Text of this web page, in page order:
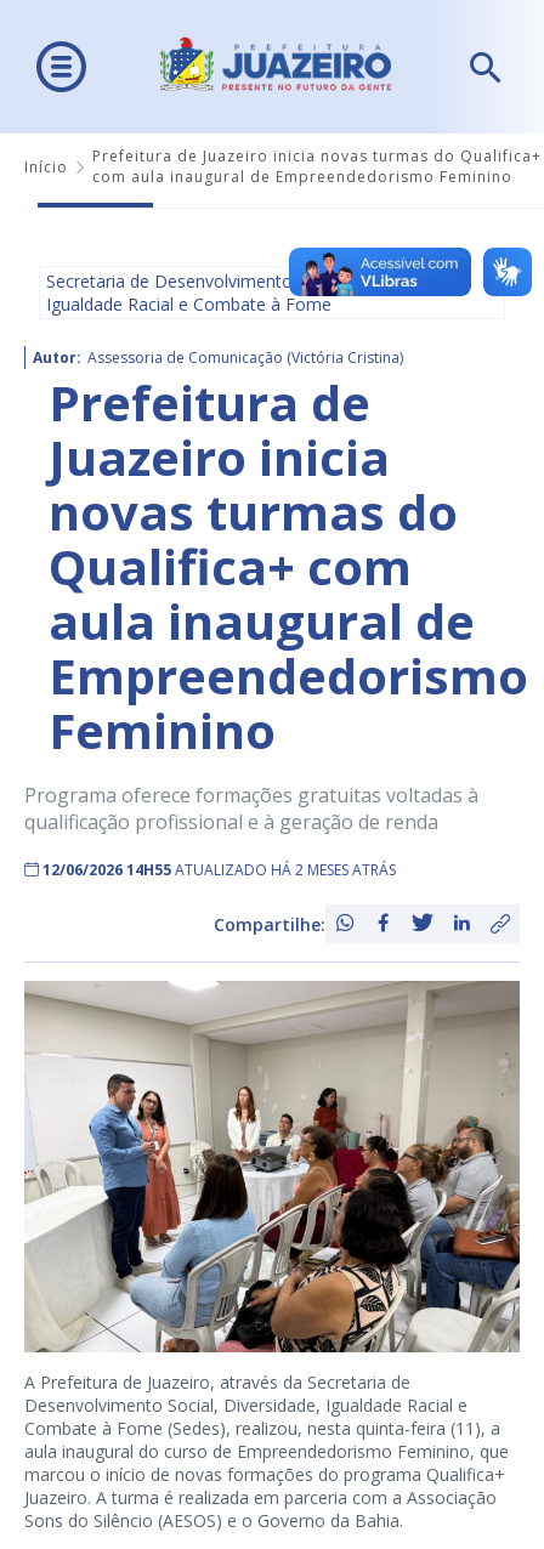
Início
Prefeitura de Juazeiro inicia novas turmas do Qualifica+
com aula inaugural de Empreendedorismo Feminino
Secretaria de Desenvolvimento Social, Diversidade,
Igualdade Racial e Combate à Fome
Autor: Assessoria de Comunicação (Victória Cristina)
Prefeitura de
Juazeiro inicia
novas turmas do
Qualifica+ com
aula inaugural de
Empreendedorismo
Feminino
Programa oferece formações gratuitas voltadas à
qualificação profissional e à geração de renda
12/06/2026 14H55ATUALIZADO HÁ 2 MESES ATRÁS
Compartilhe:
A Prefeitura de Juazeiro, através da Secretaria de
Desenvolvimento Social, Diversidade, Igualdade Racial e
Combate à Fome (Sedes), realizou, nesta quinta-feira (11), a
aula inaugural do curso de Empreendedorismo Feminino, que
marcou o início de novas formações do programa Qualifica+
Juazeiro. A turma é realizada em parceria com a Associação
Sons do Silêncio (AESOS) e o Governo da Bahia.